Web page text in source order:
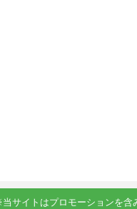
サイトはプロモーションを含